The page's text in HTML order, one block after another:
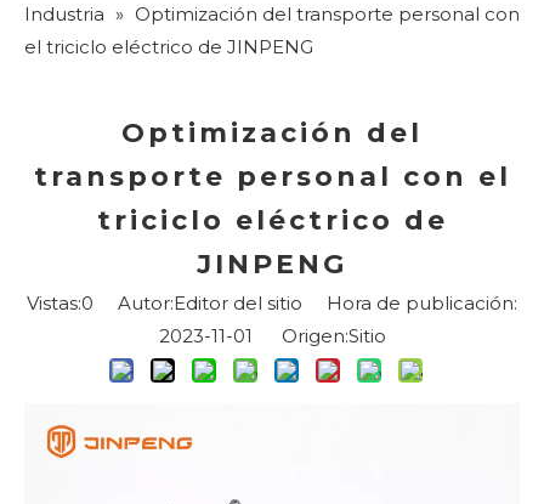
Industria » Optimización del transporte personal con
el triciclo eléctrico de JINPENG
Optimización del
transporte personal con el
triciclo eléctrico de
JINPENG
Vistas:0 Autor:Editor del sitio Hora de publicación:
2023-11-01 Origen:Sitio